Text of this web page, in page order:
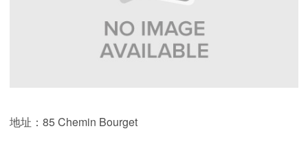
地址：85 Chemin Bourget